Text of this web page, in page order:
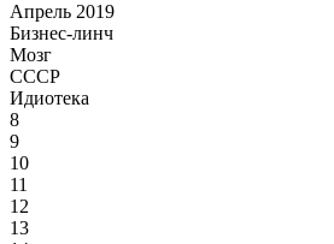
Апрель 2019
Бизнес-линч
Мозг
СССР
Идиотека
8
9
10
11
12
13